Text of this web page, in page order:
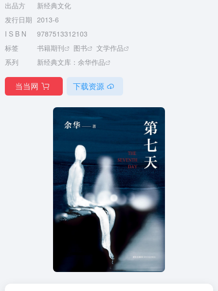
出品方
新经典文化
发行日期 2013-6
I S B N
9787513312103
标签
书籍期刊 图书
文学作品
系列
新经典文库：余华作品
当当网 下载资源